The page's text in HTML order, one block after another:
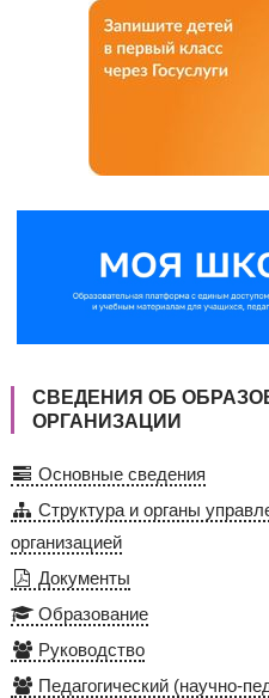
СВЕДЕНИЯ ОБ
ОРГАНИЗАЦИИ
Основные сведения
Структура и органы
организацией
Документы
Образование
Руководство
Педагогический (научно-